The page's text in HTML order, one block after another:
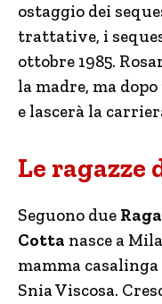
ostaggio dei
trattative, i
ottobre 1985.
la madre, ma
e lascerà la
Le ragazze
Seguono due
Cotta nasce a
mamma
Snia Viscosa.